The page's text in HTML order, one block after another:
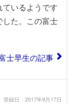
いるようです
た。この富士
士早生の記事
登録日：2017年9月17日